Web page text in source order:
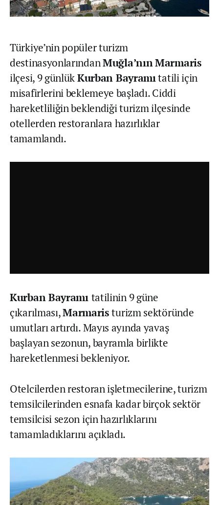
Türkiye’nin popüler turizm
destinasyonlarındanMuğla’nınMarmaris
ilçesi, 9 günlükKurban Bayramıtatili için
misafirlerini beklemeye başladı. Ciddi
hareketliliğin beklendiği turizm ilçesinde
otellerden restoranlara hazırlıklar
tamamlandı.
Kurban Bayramı tatilinin 9 güne
çıkarılması,Marmaristurizm sektöründe
umutları artırdı. Mayıs ayında yavaş
başlayan sezonun, bayramla birlikte
hareketlenmesi bekleniyor.
Otelcilerden restoran işletmecilerine, turizm
temsilcilerinden esnafa kadar birçok sektör
temsilcisi sezon için hazırlıklarını
tamamladıklarını açıkladı.